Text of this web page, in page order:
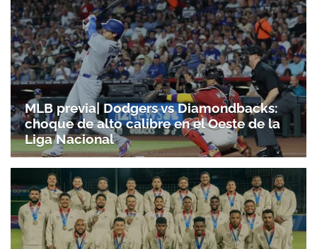
MLB previa| Dodgers vs Diamondbacks:
choque de alto calibre en el Oeste de la
Liga Nacional